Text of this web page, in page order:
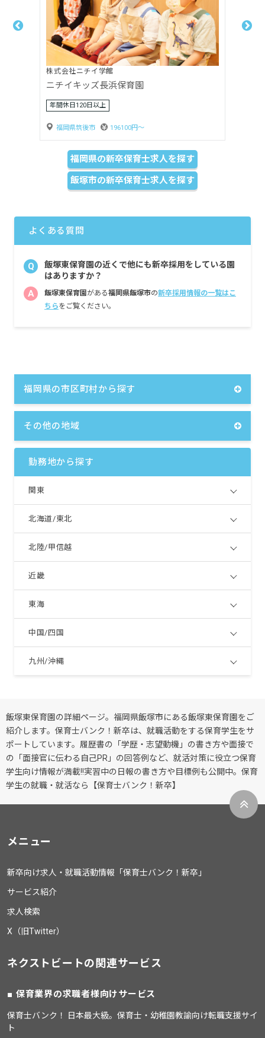
社会福祉法人清風会
平等寺保育園
福岡県宗像市 161000円〜
福岡県の新卒保育士求人を探す
飯塚市の新卒保育士求人を探す
よくある質問
Q
飯塚東保育園の近くで他にも新卒採用をしている園
はありますか？
A 飯塚東保育園がある福岡県飯塚市の新卒採用情報の一覧はこ
ちらをご覧ください。
福岡県の市区町村から探す
その他の地域
勤務地から探す
関東
北海道/東北
北陸/甲信越
近畿
東海
中国/四国
九州/沖縄
飯塚東保育園の詳細ページ。福岡県飯塚市にある飯塚東保育園をご
紹介します。保育士バンク！新卒は、就職活動をする保育学生をサ
ポートしています。履歴書の「学歴・志望動機」の書き方や面接で
の「面接官に伝わる自己PR」の回答例など、就活対策に役立つ保育
学生向け情報が満載!!実習中の日報の書き方や目標例も公開中。保育
学生の就職・就活なら【保育士バンク！新卒】
メニュー
新卒向け求人・就職活動情報「保育士バンク！新卒」
サービス紹介
求人検索
X（旧Twitter）
ネクストビートの関連サービス
保育業界の求職者様向けサービス
保育士バンク！ 日本最大級。保育士・幼稚園教諭向け転職支援サイ
ト